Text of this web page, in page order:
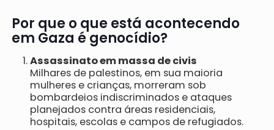
Por que o que está acontecendo
em Gaza é genocídio?
Assassinato em massa de civis
Milhares de palestinos, em sua maioria
mulheres e crianças, morreram sob
bombardeios indiscriminados e ataques
planejados contra áreas residenciais,
hospitais, escolas e campos de refugiados.